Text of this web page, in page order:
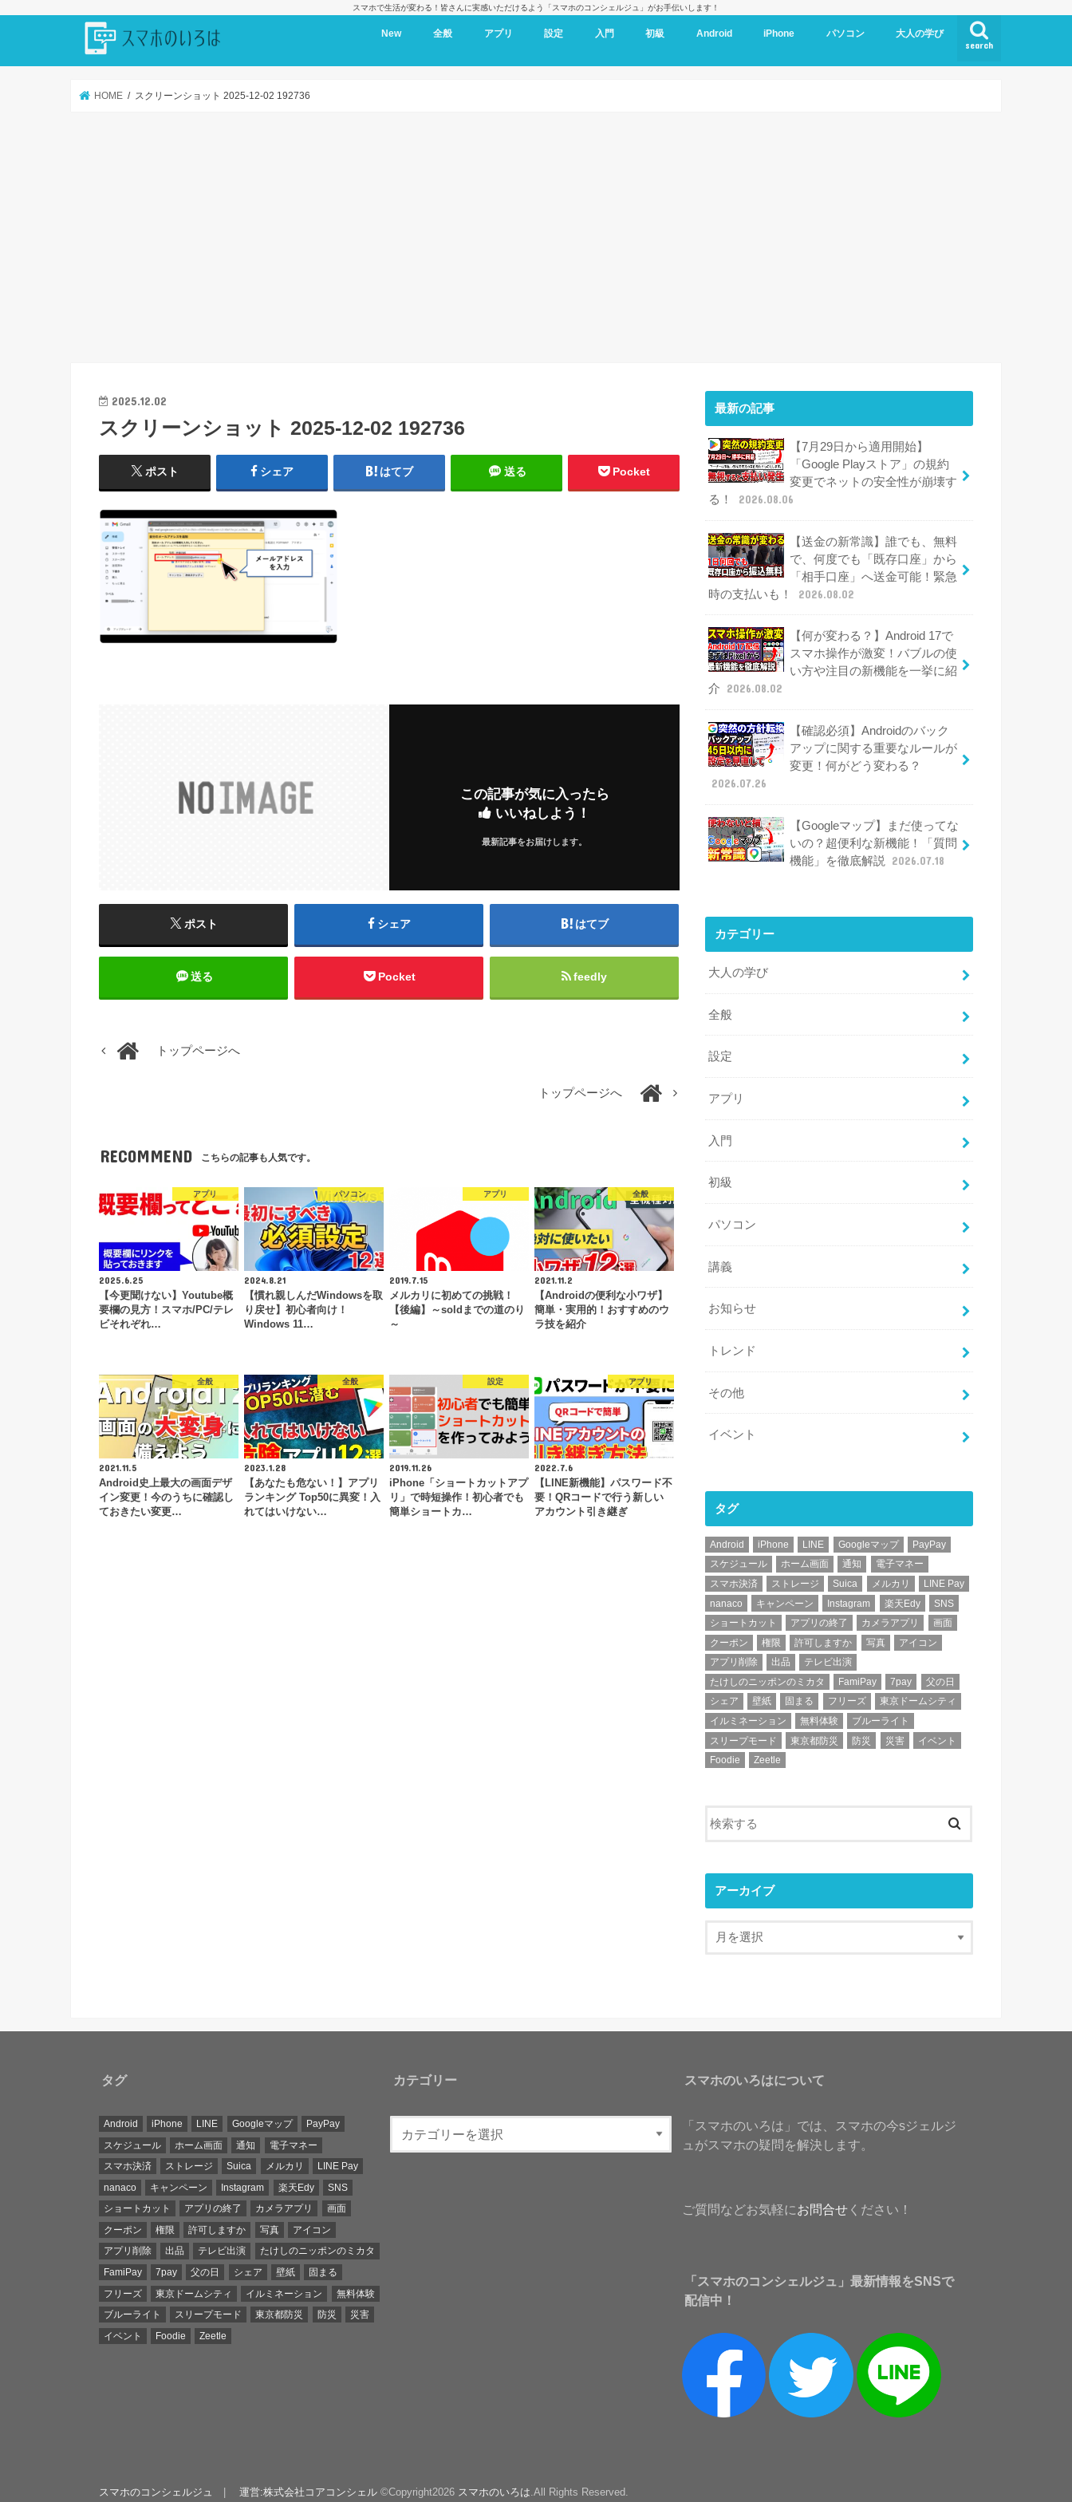
スマホで生活が変わる！皆さんに実感いただけるよう「スマホのコンシェルジュ」がお手伝いします！
search
New 全般 アプリ 設定 入門 初級 Android iPhone パソコン 大人の学び
HOME スクリーンショット 2025-12-02 192736
2025.12.02
スクリーンショット 2025-12-02 192736
ポスト シェア はてブ 送る Pocket
この記事が気に入ったら
いいねしよう！
最新記事をお届けします。
ポスト シェア はてブ
送る Pocket feedly
トップページへ
トップページへ
RECOMMEND こちらの記事も人気です。
アプリ
2025.6.25
【今更聞けない】Youtube概
要欄の見方！スマホ/PC/テレ
ビそれぞれ…
パソコン
2024.8.21
【慣れ親しんだWindowsを取
り戻せ】初心者向け！
Windows 11…
アプリ
2019.7.15
メルカリに初めての挑戦！
【後編】～soldまでの道のり
～
全般
2021.11.2
【Androidの便利な小ワザ】
簡単・実用的！おすすめのウ
ラ技を紹介
全般
2021.11.5
Android史上最大の画面デザ
イン変更！今のうちに確認し
ておきたい変更…
全般
2023.1.28
【あなたも危ない！】アプリ
ランキング Top50に異変！入
れてはいけない…
設定
2019.11.26
iPhone「ショートカットアプ
リ」で時短操作！初心者でも
簡単ショートカ…
アプリ
2022.7.6
【LINE新機能】パスワード不
要！QRコードで行う新しい
アカウント引き継ぎ
最新の記事
【7月29日から適用開始】
「Google Playストア」の規約
変更でネットの安全性が崩壊す
る！
2026.08.06
【送金の新常識】誰でも、無料
で、何度でも「既存口座」から
「相手口座」へ送金可能！緊急
時の支払いも！
2026.08.02
【何が変わる？】Android 17で
スマホ操作が激変！バブルの使
い方や注目の新機能を一挙に紹
介
2026.08.02
【確認必須】Androidのバック
アップに関する重要なルールが
変更！何がどう変わる？
2026.07.26
【Googleマップ】まだ使ってな
いの？超便利な新機能！「質問
機能」を徹底解説
2026.07.18
カテゴリー
大人の学び
全般
設定
アプリ
入門
初級
パソコン
講義
お知らせ
トレンド
その他
イベント
タグ
Android iPhone LINE Googleマップ
PayPay
スケジュール
ホーム画面 通知
電子マネー
スマホ決済
ストレージ Suica メルカリ
LINE Pay
nanaco
キャンペーン Instagram 楽天Edy
SNS
ショートカット
アプリの終了 カメラアプリ
画面
クーポン
権限 許可しますか 写真
アイコン
アプリ削除
出品
テレビ出演
たけしのニッポンのミカタ
FamiPay 7pay
父の日
シェア
壁紙 固まる フリーズ
東京ドームシティ
イルミネーション
無料体験
ブルーライト
スリープモード
東京都防災 防災 災害
イベント
Foodie
Zeetle
アーカイブ
タグ
Android iPhone LINE Googleマップ
PayPay
スケジュール
ホーム画面 通知
電子マネー
スマホ決済
ストレージ Suica メルカリ
LINE Pay
nanaco
キャンペーン Instagram 楽天Edy
SNS
ショートカット
アプリの終了 カメラアプリ
画面
クーポン
権限 許可しますか 写真
アイコン
アプリ削除
出品 テレビ出演
たけしのニッポンのミカタ
FamiPay
7pay 父の日 シェア 壁紙
固まる
フリーズ
東京ドームシティ イルミネーション
無料体験
ブルーライト
スリープモード 東京都防災 防災
災害
イベント
Foodie Zeetle
カテゴリー スマホのいろはについて
「スマホのいろは」では、スマホの今sジェルジ
ュがスマホの疑問を解決します。
ご質問などお気軽にお問合せください！
「スマホのコンシェルジュ」最新情報をSNSで
配信中！
スマホのコンシェルジュ 運営:株式会社コアコンシェル ©Copyright2026 スマホのいろは .All Rights Reserved.